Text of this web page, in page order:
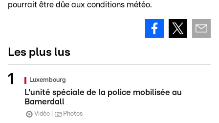
pourrait être dûe aux conditions météo.
Les plus lus
Luxembourg
L'unité spéciale de la police mobilisée au
Bamerdall
Vidéo Photos